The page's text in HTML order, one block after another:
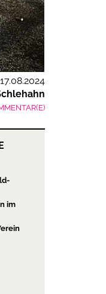
17.08.2024
im